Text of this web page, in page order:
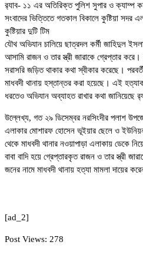
র‍্যাব- ১১ এর অতিরিক্ত পুলিশ সুপার ও ক্যাম্প
সংবাদের ভিত্তিতে গতকাল বিকালে কুষ্টিয়া সদর
কুষ্টিয়ার দুটি টিম
যৌথ অভিযান চালিয়ে ছাত্রদল কর্মী জাহিদুল
আসামি রাজন ও তার স্ত্রী জারাকে গ্রেপ্তার করে।
সরাসরি জড়িত থাকার কথা স্বীকার করেছে।
মাধবদী থানায় হস্তান্তর করা হয়েছে। এই
ধরতেও অভিযান অব্যাহত রাখার কথা জানিয়েছে
উল্লেখ্য, গত ২৯ ডিসেম্বর নরসিংদীর পলাশ
এলাকার মোশারফ হোসেন ভূইয়ার ছেলে ও
থেকে মাধবদী থানার নওয়াপাড়া এলাকায় ডেকে
বাবা বাদি হয়ে গ্রেপ্তারকৃত রাজন ও তার স্ত্রী
জনের নামে মাধবদী থানায় হত্যা মামলা দায়ের
[ad_2]
Post Views: 278